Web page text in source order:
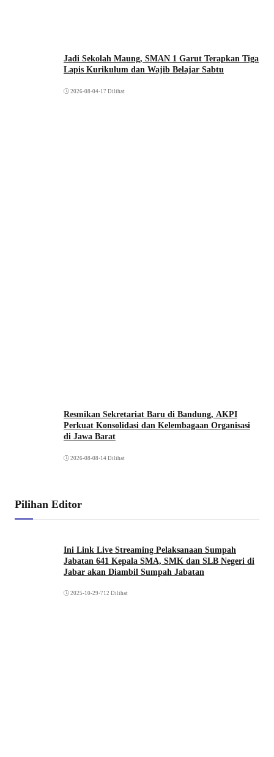
Jadi Sekolah Maung, SMAN 1 Garut Terapkan Tiga
Lapis Kurikulum dan Wajib Belajar Sabtu
2026-08-04•17 Dilihat
Resmikan Sekretariat Baru di Bandung, AKPI
Perkuat Konsolidasi dan Kelembagaan Organisasi
di Jawa Barat
2026-08-08 •14 Dilihat
Pilihan Editor
Ini Link Live Streaming Pelaksanaan Sumpah
Jabatan 641 Kepala SMA, SMK dan SLB Negeri di
Jabar akan Diambil Sumpah Jabatan
2025-10-29 •712 Dilihat